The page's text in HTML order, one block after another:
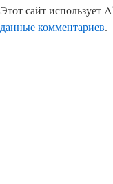
Этот сайт использует
данные комментариев.